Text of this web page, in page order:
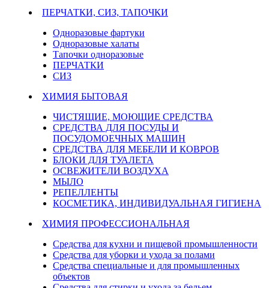
ПЕРЧАТКИ, СИЗ, ТАПОЧКИ
Одноразовые фартуки
Одноразовые халаты
Тапочки одноразовые
ПЕРЧАТКИ
СИЗ
ХИМИЯ БЫТОВАЯ
ЧИСТЯЩИЕ, МОЮЩИЕ СРЕДСТВА
СРЕДСТВА ДЛЯ ПОСУДЫ И
ПОСУДОМОЕЧНЫХ МАШИН
СРЕДСТВА ДЛЯ МЕБЕЛИ И КОВРОВ
БЛОКИ ДЛЯ ТУАЛЕТА
ОСВЕЖИТЕЛИ ВОЗДУХА
МЫЛО
РЕПЕЛЛЕНТЫ
КОСМЕТИКА, ИНДИВИДУАЛЬНАЯ ГИГИЕНА
ХИМИЯ ПРОФЕССИОНАЛЬНАЯ
Средства для кухни и пищевой промышленности
Средства для уборки и ухода за полами
Средства специальные и для промышленных
объектов